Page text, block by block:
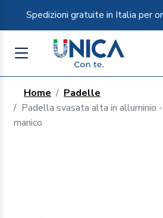
Spedizioni gratuite in Italia per
Home
Padelle
Padella svasata alta in alluminio
manico